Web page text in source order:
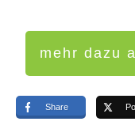
mehr dazu
Share